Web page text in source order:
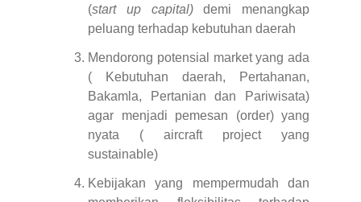
(start up capital)demi menangkap
peluang terhadap kebutuhan daerah
Mendorong potensial market yang ada
( Kebutuhan daerah, Pertahanan,
Bakamla, Pertanian dan Pariwisata)
agar menjadi pemesan (order) yang
nyata ( aircraft project yang
sustainable)
Kebijakan yang mempermudah dan